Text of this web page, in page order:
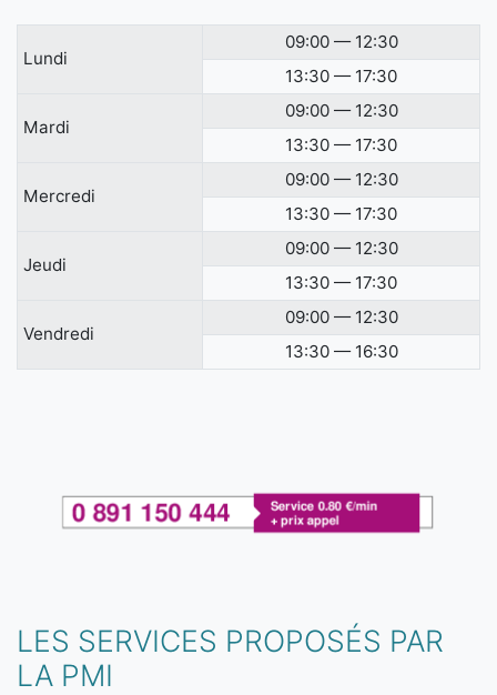
Lundi
09:00 — 12:30
13:30 — 17:30
Mardi
09:00 — 12:30
13:30 — 17:30
Mercredi
09:00 — 12:30
13:30 — 17:30
Jeudi
09:00 — 12:30
13:30 — 17:30
Vendredi
09:00 — 12:30
13:30 — 16:30
LES SERVICES PROPOSÉS PAR
LA PMI